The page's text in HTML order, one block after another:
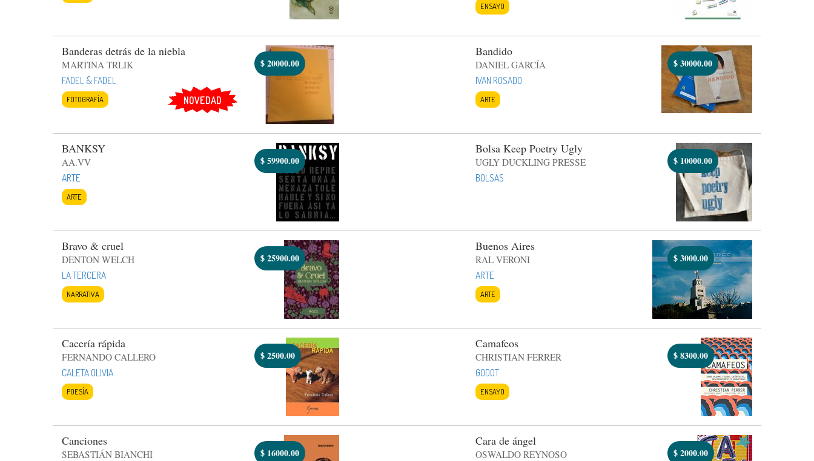
ENSAYO
Banderas detrás de la niebla
MARTINA TRLIK
FADEL & FADEL
FOTOGRAFÍA
$20000.00
NOVEDAD
Bandido
DANIEL GARCÍA
IVAN ROSADO
ARTE
$30000.00
BANKSY
AA.VV
ARTE
ARTE
$59900.00
Bolsa Keep Poetry Ugly
UGLY DUCKLING PRESSE
BOLSAS
$ 10000.00
Bravo & cruel
DENTON WELCH
LA TERCERA
NARRATIVA
$25900.00
Buenos Aires
RAL VERONI
ARTE
ARTE
$3000.00
Cacería rápida
FERNANDO CALLERO
CALETA OLIVIA
POESÍA
$2500.00
Camafeos
CHRISTIAN FERRER
GODOT
ENSAYO
$8300.00
Canciones
SEBASTIÁN BIANCHI
$16000.00
Cara de ángel
OSWALDO REYNOSO
$2000.00